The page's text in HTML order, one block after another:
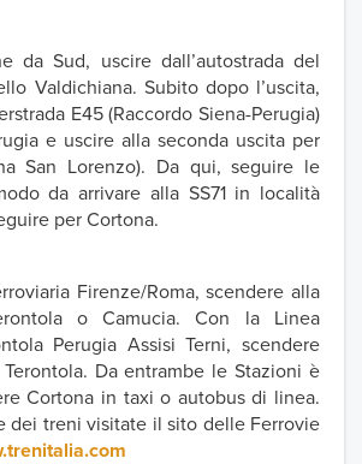
da Sud, uscire dall’autostrada del
Valdichiana. Subito dopo l’uscita,
E45 (Raccordo Siena-Perugia)
e uscire alla seconda uscita per
San Lorenzo). Da qui, seguire le
da arrivare alla SS71 in località
per Cortona.
Firenze/Roma, scendere alla
o Camucia. Con la Linea
Perugia Assisi Terni, scendere
Da entrambe le Stazioni è
Cortona in taxi o autobus di linea.
dei treni visitate il sito delle Ferrovie